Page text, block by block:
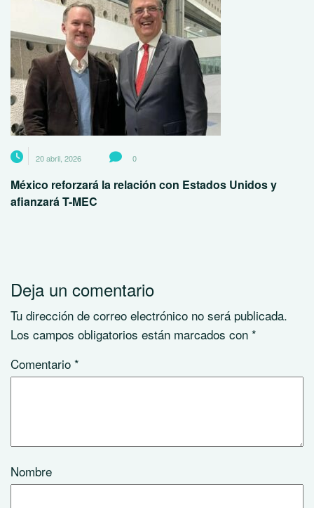
20 abril, 2026 0
México reforzará la relación con Estados Unidos y
afianzará T-MEC
Deja un comentario
Tu dirección de correo electrónico no será publicada.
Los campos obligatorios están marcados con *
Comentario *
Nombre